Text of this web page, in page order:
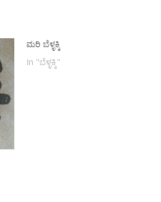
ಮರಿ ಬೆಳ್ಳಕ್ಕಿ
In "ಬೆಳ್ಳಕ್ಕಿ"